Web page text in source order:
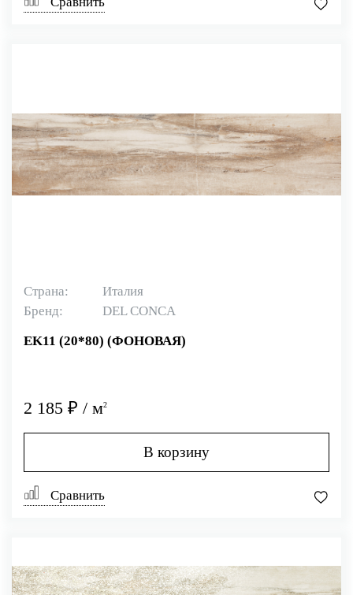
Страна:
Италия
Бренд:
DEL CONCA
EK11 (20*80) (ФОНОВАЯ)
2 185 ₽ / м2
В корзину
Сравнить